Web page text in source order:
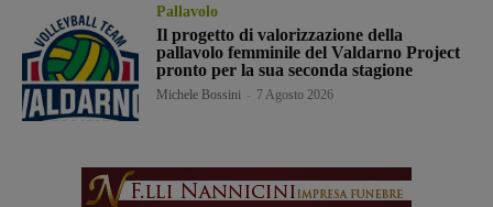
Pallavolo
Il progetto di valorizzazione della
pallavolo femminile del Valdarno Project
pronto per la sua seconda stagione
Michele Bossini 7 Agosto 2026